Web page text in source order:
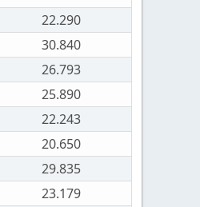
22.290
30.840
26.793
25.890
22.243
20.650
29.835
23.179